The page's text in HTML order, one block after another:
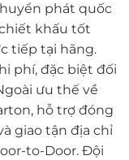
phát quốc
khấu tốt
tiếp tại hãng.
phí, đặc biệt đối
ưu thế về
hỗ trợ đóng
giao tận địa chỉ
to-Door. Đội